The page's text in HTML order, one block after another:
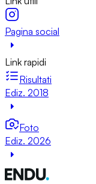
Pagina social
Link rapidi
Risultati
Ediz. 2018
Foto
Ediz. 2026